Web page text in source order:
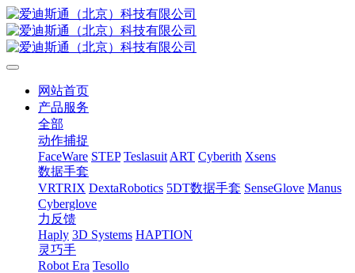
网站首页
产品服务
全部
动作捕捉
FaceWare STEP Teslasuit ART Cyberith Xsens
数据手套
VRTRIX DextaRobotics 5DT数据手套 SenseGlove Manus
Cyberglove
力反馈
Haply 3D Systems HAPTION
灵巧手
Robot Era Tesollo